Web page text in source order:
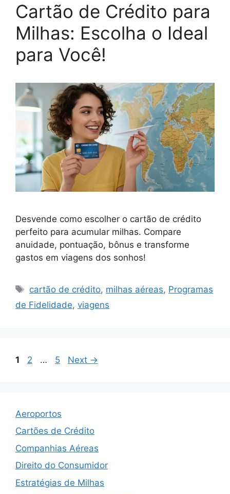
Cartão de Crédito para
Milhas: Escolha o Ideal
para Você!
Desvende como escolher o cartão de crédito
perfeito para acumular milhas. Compare
anuidade, pontuação, bônus e transforme
gastos em viagens dos sonhos!
Tags
cartão de crédito, milhas aéreas, Programas
de Fidelidade, viagens
Page
1 Page
2 … Page
5 Next →
Aeroportos
Cartões de Crédito
Companhias Aéreas
Direito do Consumidor
Estratégias de Milhas